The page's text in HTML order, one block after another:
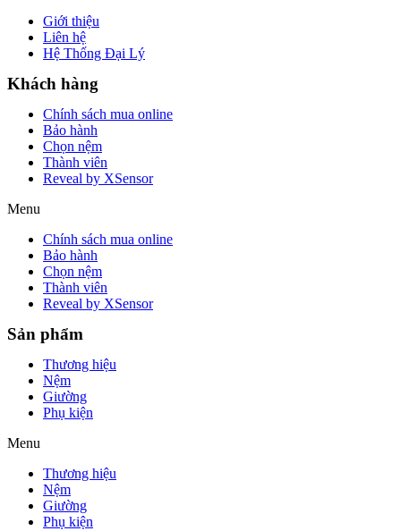
Giới thiệu
Liên hệ
Hệ Thống Đại Lý
Khách hàng
Chính sách mua online
Bảo hành
Chọn nệm
Thành viên
Reveal by XSensor
Menu
Chính sách mua online
Bảo hành
Chọn nệm
Thành viên
Reveal by XSensor
Sản phẩm
Thương hiệu
Nệm
Giường
Phụ kiện
Menu
Thương hiệu
Nệm
Giường
Phụ kiện